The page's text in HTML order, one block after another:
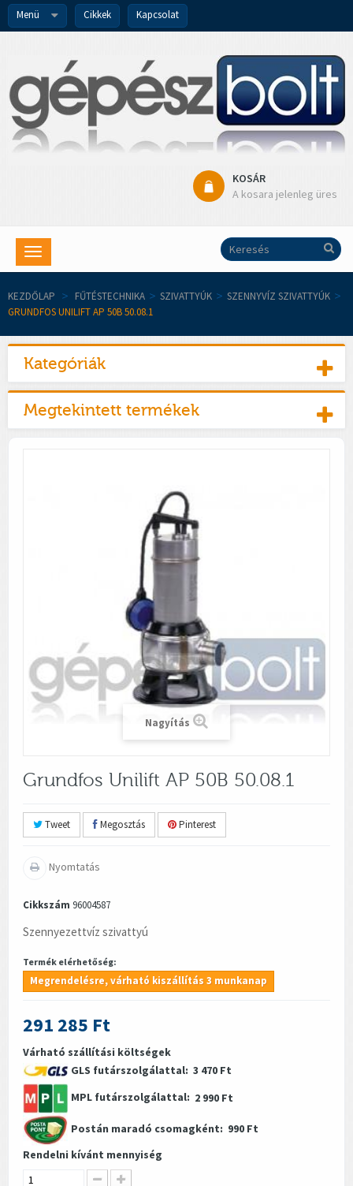
Menü Cikkek Kapcsolat
KOSÁR
A kosara jelenleg üres
Toggle
navigation
KEZDŐLAP > FŰTÉSTECHNIKA > SZIVATTYÚK > SZENNYVÍZ SZIVATTYÚK >
GRUNDFOS UNILIFT AP 50B 50.08.1
Kategóriák
Megtekintett termékek
Nagyítás
Grundfos Unilift AP 50B 50.08.1
Tweet Megosztás Pinterest
Nyomtatás
Cikkszám 96004587
Szennyezettvíz szivattyú
Termék elérhetőség:
Megrendelésre, várható kiszállítás 3 munkanap
291 285 Ft
Várható szállítási költségek
GLS futárszolgálattal: 3 470 Ft
MPL futárszolgálattal: 2 990 Ft
Postán maradó csomagként: 990 Ft
Rendelni kívánt mennyiség